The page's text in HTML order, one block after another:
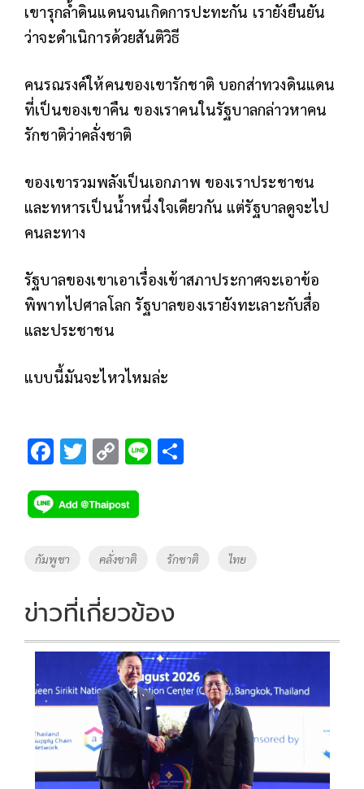
เขารุกล้ำดินแดนจนเกิดการปะทะกัน เรายังยืนยัน
ว่าจะดำเนิการด้วยสันติวิธี
คนรณรงค์ให้คนของเขารักชาติ บอกส่าทวงดินแดน
ที่เป็นของเขาคืน ของเราคนในรัฐบาลกล่าวหาคน
รักชาติว่าคลั่งชาติ
ของเขารวมพลังเป็นเอกภาพ ของเราประชาชน
และทหารเป็นน้ำหนึ่งใจเดียวกัน แต่รัฐบาลดูจะไป
คนละทาง
รัฐบาลของเขาเอาเรื่องเข้าสภาประกาศจะเอาข้อ
พิพาทไปศาลโลก รัฐบาลของเรายังทะเลาะกับสื่อ
และประชาชน
แบบนี้มันจะไหวไหมล่ะ
F
e
b
o
k
T
tt
er
C
p
y
Li
k
Li
Tags
กัมพูชา คลั่งชาติ รักชาติ ไทย
ข่าวที่เกี่ยวข้อง